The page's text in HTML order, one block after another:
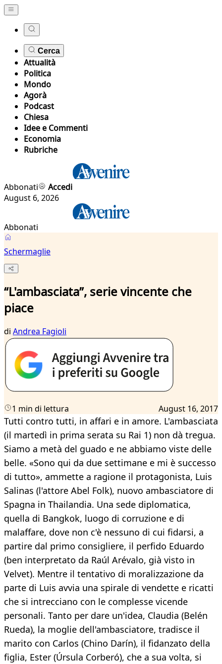
Cerca
Attualità
Politica
Mondo
Agorà
Podcast
Chiesa
Idee e Commenti
Economia
Rubriche
Abbonati
Accedi
August 6, 2026
Abbonati
Schermaglie
“L'ambasciata”, serie vincente che
piace
di Andrea Fagioli
1 min di lettura August 16, 2017
Tutti contro tutti, in affari e in amore. L'ambasciata
(il martedì in prima serata su Rai 1) non dà tregua.
Siamo a metà del guado e ne abbiamo viste delle
belle. «Sono qui da due settimane e mi è successo
di tutto», ammette a ragione il protagonista, Luis
Salinas (l'attore Abel Folk), nuovo ambasciatore di
Spagna in Thailandia. Una sede diplomatica,
quella di Bangkok, luogo di corruzione e di
malaffare, dove non c'è nessuno di cui fidarsi, a
partire dal primo consigliere, il perfido Eduardo
(ben interpretato da Raúl Arévalo, già visto in
Velvet). Mentre il tentativo di moralizzazione da
parte di Luis avvia una spirale di vendette e ricatti
che si intrecciano con le complesse vicende
personali. Tanto per dare un'idea, Claudia (Belén
Rueda), la moglie dell'ambasciatore, tradisce il
marito con Carlos (Chino Darín), il fidanzato della
figlia, Ester (Úrsula Corberó), che a sua volta, si